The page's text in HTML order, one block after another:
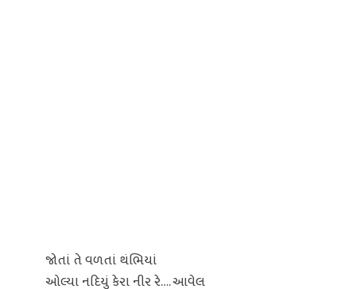
જોતાં તે વળતાં થંભિયાં
ઓલ્યા નદિયું કેરા નીર રે…. આવેલ